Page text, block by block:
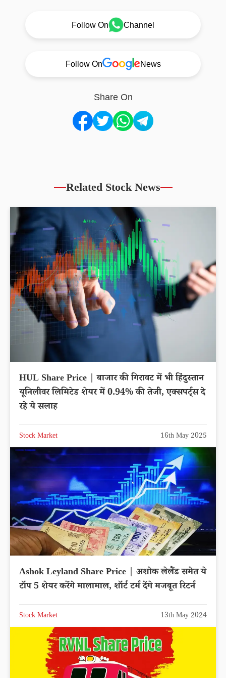
Follow On Channel
Follow On News
Share On
Related Stock News
HUL Share Price | बाजार की गिरावट में भी हिंदुस्तान
यूनिलीवर लिमिटेड शेयर में 0.94% की तेजी, एक्सपर्ट्स दे
रहे ये सलाह
Stock Market 16th May 2025
Ashok Leyland Share Price | अशोक लेलैंड समेत ये
टॉप 5 शेयर करेंगे मालामाल, शॉर्ट टर्म देंगे मजबूत रिटर्न
Stock Market 13th May 2024